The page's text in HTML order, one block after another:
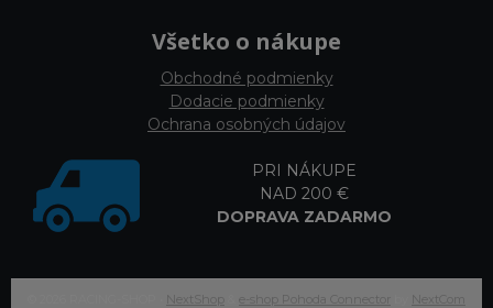
Všetko o nákupe
Obchodné podmienky
Dodacie podmienky
Ochrana osobných údajov
PRI NÁKUPE
NAD 200 €
DOPRAVA ZADARMO
NextShop e-shop Pohoda Connector NextCom